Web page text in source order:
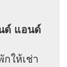
ด์ แอนด์
ให้เช่า